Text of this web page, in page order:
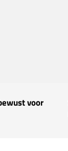
voor